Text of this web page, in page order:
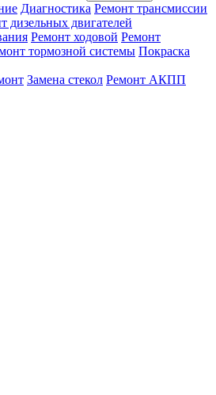
Диагностика Ремонт трансмиссии
дизельных двигателей
Ремонт ходовой Ремонт
тормозной системы Покраска
Замена стекол Ремонт АКПП